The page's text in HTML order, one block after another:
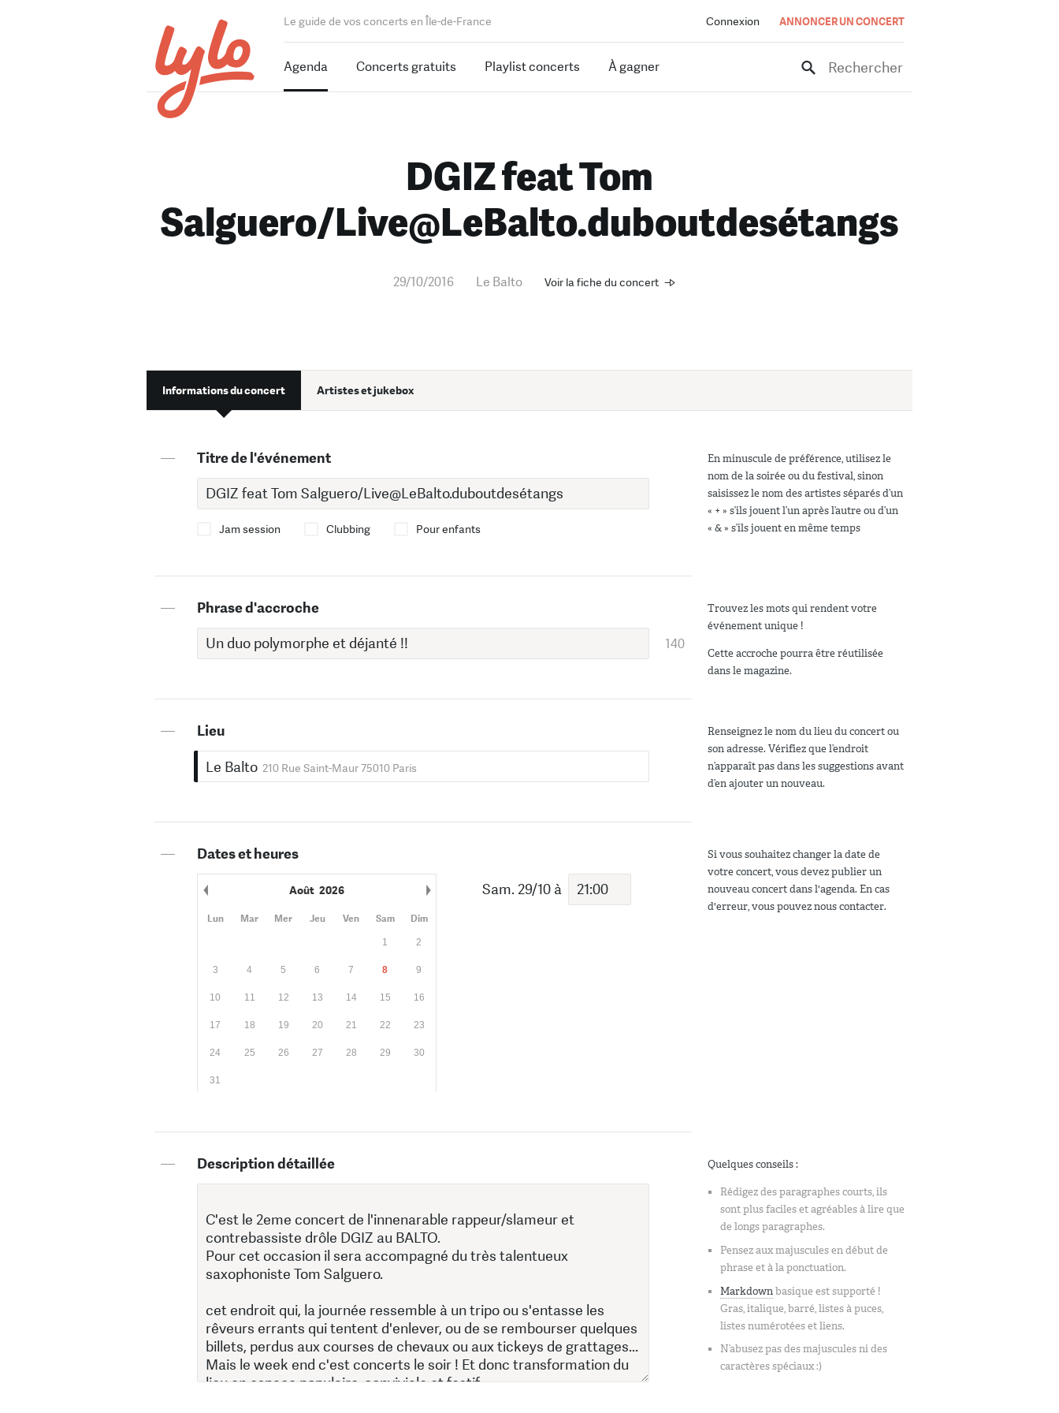
Connexion ANNONCER UN CONCERT
Le guide de vos concerts en Île-de-France
Agenda Concerts gratuits Playlist concerts À gagner Rechercher
DGIZ feat Tom
Salguero/Live@LeBalto.duboutdesétangs
29/10/2016 Le Balto Voir la fiche du concert
Informations du concert Artistes et jukebox
— Titre de l'événement
Jam session Clubbing Pour enfants
En minuscule de préférence, utilisez le
nom de la soirée ou du festival, sinon
saisissez le nom des artistes séparés d’un
« + » s’ils jouent l’un après l’autre ou d’un
« & » s’ils jouent en même temps
— Phrase d'accroche
140
Trouvez les mots qui rendent votre
événement unique !
Cette accroche pourra être réutilisée
dans le magazine.
—
Lieu
Le Balto 210 Rue Saint-Maur 75010 Paris
Renseignez le nom du lieu du concert ou
son adresse. Vérifiez que l’endroit
n’apparaît pas dans les suggestions avant
d’en ajouter un nouveau.
— Dates et heures
Août 2026 Mois suivant
Lun Mar Mer Jeu Ven Sam Dim
1 2
3 4 5 6 7 8 9
10 11 12 13 14 15 16
17 18 19 20 21 22 23
24 25 26 27 28 29 30
31
Sam. 29/10 à
Si vous souhaitez changer la date de
votre concert, vous devez publier un
nouveau concert dans l'agenda. En cas
d'erreur, vous pouvez nous contacter.
— Description détaillée Quelques conseils :
Rédigez des paragraphes courts, ils
sont plus faciles et agréables à lire que
de longs paragraphes.
Pensez aux majuscules en début de
phrase et à la ponctuation.
Markdownbasique est supporté !
Gras, italique, barré, listes à puces,
listes numérotées et liens.
N’abusez pas des majuscules ni des
caractères spéciaux :)